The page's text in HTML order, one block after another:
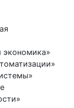
экономика»